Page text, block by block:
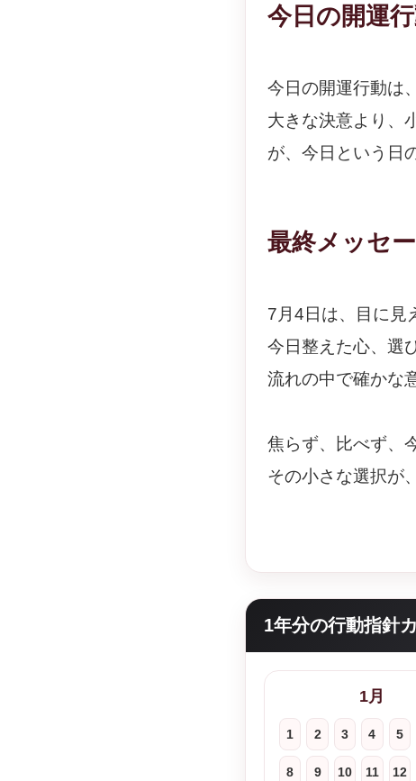
今日の開運
今日の開運行動は
大きな決意より、
が、今日という日
最終メッセ
7月4日は、目に見
今日整えた心、選
流れの中で確かな
焦らず、比べず、
その小さな選択が
1年分の行動指針
1月
1 2 3 4 5
8 9 10 11 12